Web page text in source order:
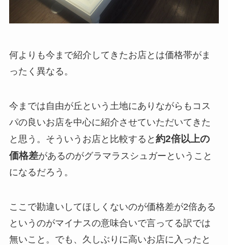
何よりも今まで紹介してきたお店とは価格帯がま
ったく異なる。
今までは自由が丘という土地にありながらもコス
パの良いお店を中心に紹介させていただいてきた
と思う。そういうお店と比較すると 約2倍以上の
価格差があるのがグラマラスシュガーということ
になるだろう。
ここで勘違いしてほしくないのが価格差が2倍ある
というのがマイナスの意味合いで言ってる訳では
無いこと。でも、久しぶりに高いお店に入ったと